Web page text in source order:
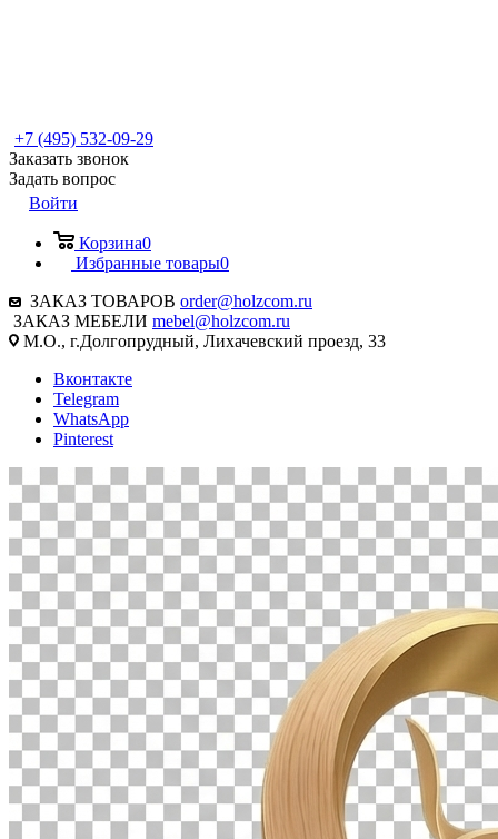
+7 (495) 532-09-29
Заказать звонок
Задать вопрос
Войти
Корзина0
Избранные товары0
ЗАКАЗ ТОВАРОВ order@holzcom.ru
ЗАКАЗ МЕБЕЛИ mebel@holzcom.ru
М.О., г.Долгопрудный, Лихачевский проезд, 33
Вконтакте
Telegram
WhatsApp
Pinterest